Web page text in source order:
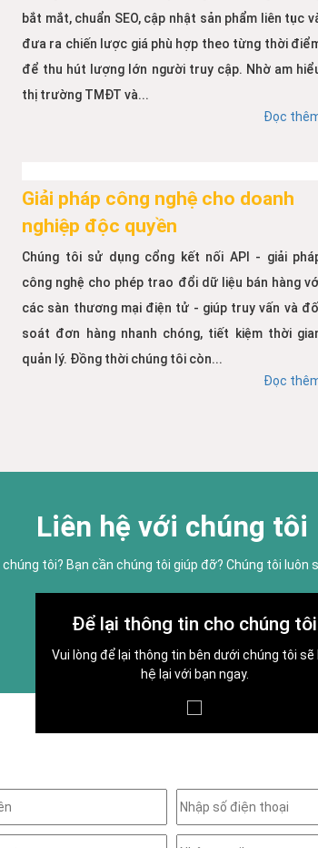
bắt mắt, chuẩn SEO, cập nhật sản phẩm liên tục
đưa ra chiến lược giá phù hợp theo từng thời
để thu hút lượng lớn người truy cập. Nhờ am
thị trường TMĐT và...
Đọc
Giải pháp công nghệ cho doanh
nghiệp độc quyền
Chúng tôi sử dụng cổng kết nối API - giải
công nghệ cho phép trao đổi dữ liệu bán hàng
các sàn thương mại điện tử - giúp truy vấn và
soát đơn hàng nhanh chóng, tiết kiệm thời
quản lý. Đồng thời chúng tôi còn...
Đọc
Liên hệ với chúng tôi
chúng tôi? Bạn cần chúng tôi giúp đỡ? Chúng tôi luôn
Để lại thông tin cho chúng tôi
Vui lòng để lại thông tin bên dưới chúng tôi sẽ
hệ lại với bạn ngay.